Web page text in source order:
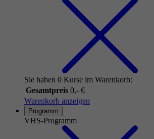
Sie haben 0 Kurse im Warenkorb:
Gesamtpreis 0,- €
Warenkorb anzeigen
Programm
VHS-Programm